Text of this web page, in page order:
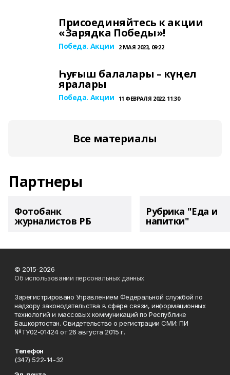
Присоединяйтесь к акции
«Зарядка Победы»!
Победа. Акции 2 МАЯ 2023, 09:22
Һуғыш балалары – күңел
яралары
Победа. Акции 11 ФЕВРАЛЯ 2022, 11:30
Все материалы
Партнеры
Фотобанк
журналистов РБ
Рубрика "Еда и
напитки"
© 2015-2026
Об использовании персональных данных
Зарегистрировано Управлением Федеральной службой по
надзору законодательства в сфере связи, информационных
технологий и массовых коммуникаций по Республике
Башкортостан. Свидетельство о регистрации СМИ: ПИ
№ТУ02-01424 от 26 августа 2015 г.
Телефон
(347) 522-14-32